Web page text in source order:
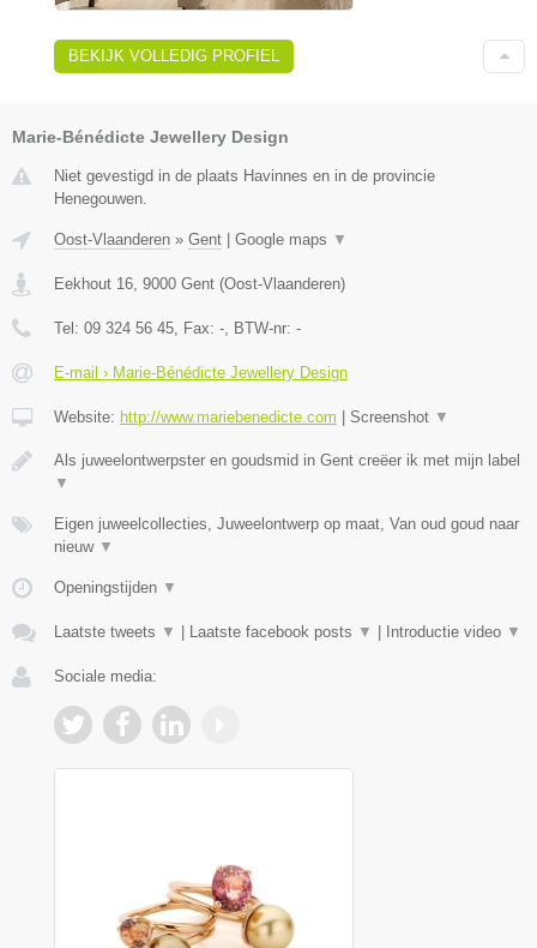
BEKIJK VOLLEDIG PROFIEL
Marie-Bénédicte Jewellery Design
Niet gevestigd in de plaats Havinnes en in de provincie
Henegouwen.
Oost-Vlaanderen » Gent Google maps ▼
Eekhout 16, 9000 Gent (Oost-Vlaanderen)
Tel: 09 324 56 45, Fax: -, BTW-nr: -
E-mail › Marie-Bénédicte Jewellery Design
Website: http://www.mariebenedicte.com Screenshot ▼
Als juweelontwerpster en goudsmid in Gent creëer ik met mijn label
▼
Eigen juweelcollecties, Juweelontwerp op maat, Van oud goud naar
nieuw ▼
Openingstijden ▼
Laatste tweets ▼ Laatste facebook posts ▼ Introductie video ▼
Sociale media: